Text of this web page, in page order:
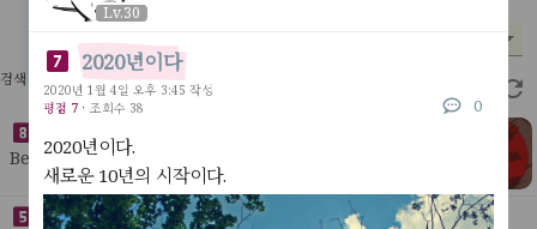
분야
*
검색 결과 36개 3.39초
3D 프린터로 만들 것 목록
Behelit인공지능 목걸이. 가끔 눈을 깜빡이기만해도 매력적
인 목걸이가 될것이다웬디 로고 사무실 BI웬디 로고 머그컵
=> no needs나무 똥통(위아래로 잠글 수 있는)
세상을 바꿀 인공지능 목록 정리
Lv.30
2020년이다
2020년 1월 4일 오후 3:45 작성
평점 7 · 조회수 38 0
2020년이다.
새로운 10년의 시작이다.